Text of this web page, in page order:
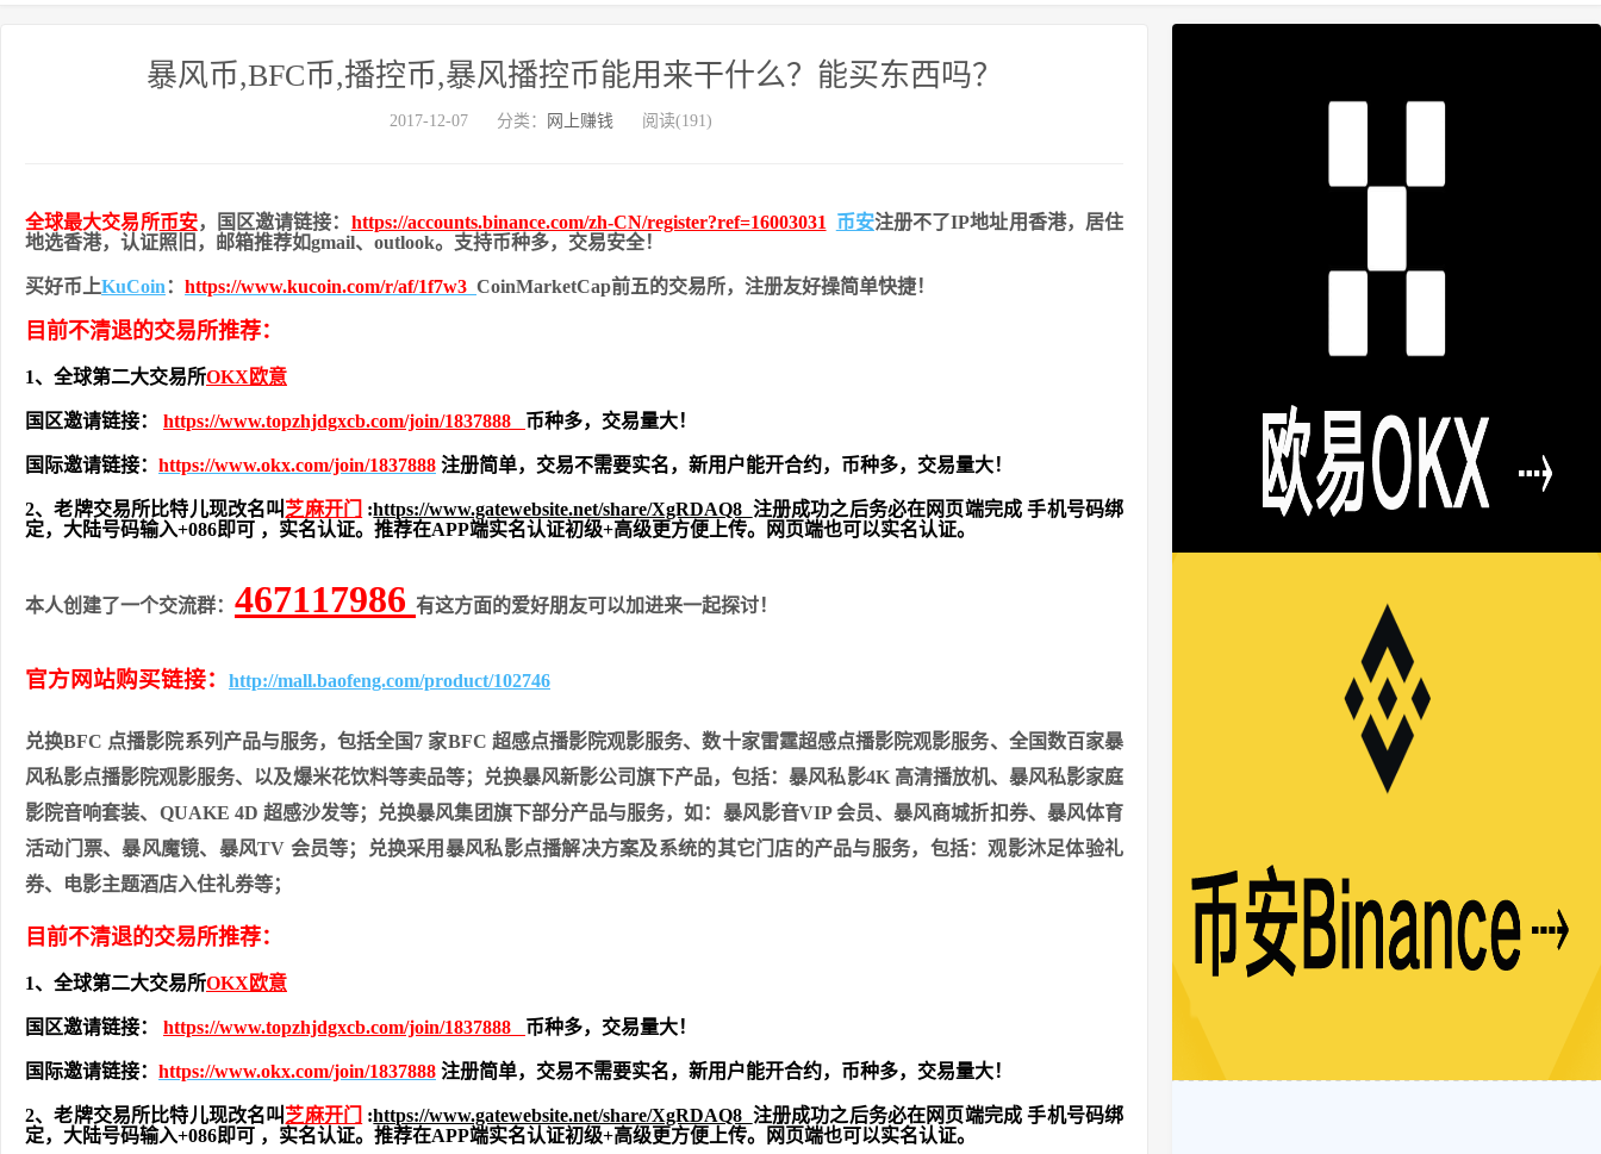
暴风币,BFC币,播控币,暴风播控币能用来干什么？能买东西吗？
2017-12-07 分类： 网上赚钱 阅读(191)
全球最大交易所币安，国区邀请链接： https://accounts.binance.com/zh-CN/register?ref=16003031 币安注册不了IP地址用香港，居住
地选香港，认证照旧， 邮箱推荐如gmail、outlook。支持币种多，交易安全！
买好币上KuCoin ： https://www.kucoin.com/r/af/1f7w3 CoinMarketCap前五的交易所，注册友好操简单快捷！
目前不清退的交易所推荐：
1、全球第二大交易所OKX欧意
国区邀请链接： https://www.topzhjdgxcb.com/join/1837888 币种多，交易量大！
国际邀请链接： https://www.okx.com/join/1837888 注册简单，交易不需要实名，新用户能开合约， 币种多，交易量大！
2、老牌交易所比特儿现改名叫 芝麻开门 :https://www.gatewebsite.net/share/XgRDAQ8 注册成功之后务必在网页端完成 手机号码绑
定，大陆号码输入+086即可 ，实名认证。推荐在APP端实名认证初级+高级更方便上传。网页端也可以实名认证。
本人创建了一个交流群： 467117986 有这方面的爱好朋友可以加进来一起探讨！
官方网站购买链接： http://mall.baofeng.com/product/102746
兑换BFC 点播影院系列产品与服务，包括全国7 家BFC 超感点播影院观影服务、数十家雷霆超感点播影院观影服务、全国数百家暴
风私影点播影院观影服务、以及爆米花饮料等卖品等；兑换暴风新影公司旗下产品，包括：暴风私影4K 高清播放机、暴风私影家庭
影院音响套装、QUAKE 4D 超感沙发等；兑换暴风集团旗下部分产品与服务，如：暴风影音VIP 会员、暴风商城折扣券、暴风体育
活动门票、暴风魔镜、暴风TV 会员等；兑换采用暴风私影点播解决方案及系统的其它门店的产品与服务，包括：观影沐足体验礼
券、电影主题酒店入住礼券等；
目前不清退的交易所推荐：
1、全球第二大交易所OKX欧意
国区邀请链接： https://www.topzhjdgxcb.com/join/1837888 币种多，交易量大！
国际邀请链接： https://www.okx.com/join/1837888 注册简单，交易不需要实名，新用户能开合约， 币种多，交易量大！
2、老牌交易所比特儿现改名叫 芝麻开门 :https://www.gatewebsite.net/share/XgRDAQ8 注册成功之后务必在网页端完成 手机号码绑
定，大陆号码输入+086即可 ，实名认证。推荐在APP端实名认证初级+高级更方便上传。网页端也可以实名认证。